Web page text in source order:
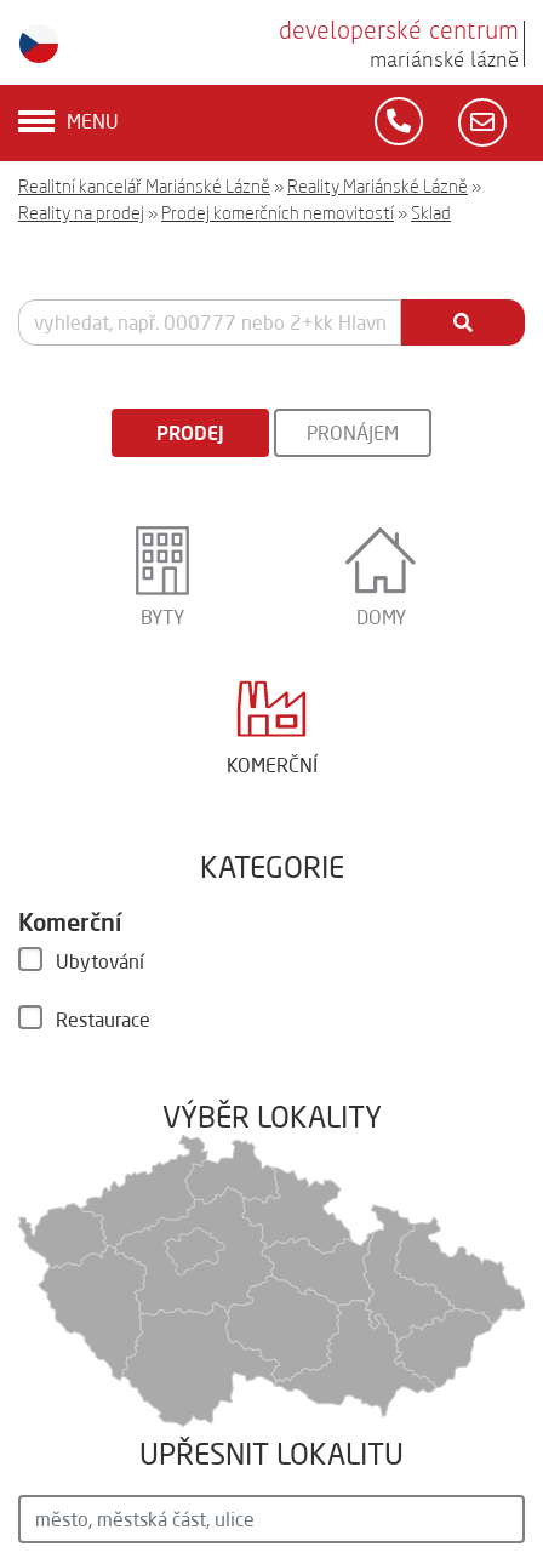
developerské centrum
mariánské lázně
MENU
Realitní kancelář Mariánské Lázně » Reality Mariánské Lázně »
Reality na prodej » Prodej komerčních nemovitostí » Sklad
PRODEJ PRONÁJEM
BYTY DOMY
KOMERČNÍ
KATEGORIE
Komerční
Ubytování
Restaurace
VÝBĚR LOKALITY
UPŘESNIT LOKALITU